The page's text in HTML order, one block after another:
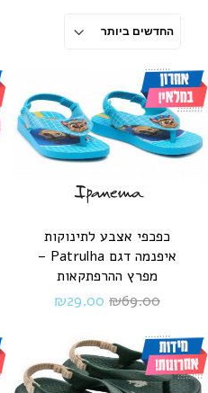
כפכפי אצבע לתינוקות
איפנמה דגם Patrulha –
מפרץ ההרפתקאות
₪69.00
₪29.00